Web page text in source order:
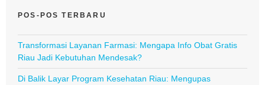
POS-POS TERBARU
Transformasi Layanan Farmasi: Mengapa Info Obat Gratis
Riau Jadi Kebutuhan Mendesak?
Di Balik Layar Program Kesehatan Riau: Mengupas